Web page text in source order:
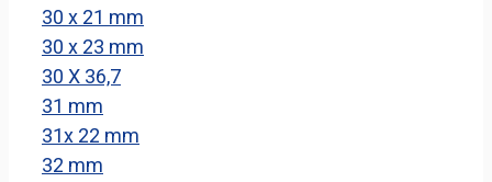
30 x 21 mm
30 x 23 mm
30 X 36,7
31 mm
31x 22 mm
32 mm